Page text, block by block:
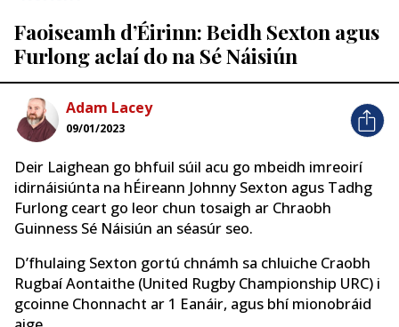
Faoiseamh d’Éirinn: Beidh Sexton agus
Furlong aclaí do na Sé Náisiún
Adam Lacey
09/01/2023
Deir Laighean go bhfuil súil acu go mbeidh imreoirí
idirnáisiúnta na hÉireann Johnny Sexton agus Tadhg
Furlong ceart go leor chun tosaigh ar Chraobh
Guinness Sé Náisiún an séasúr seo.
D’fhulaing Sexton gortú chnámh sa chluiche Craobh
Rugbaí Aontaithe (United Rugby Championship URC) i
gcoinne Chonnacht ar 1 Eanáir, agus bhí mionobráid